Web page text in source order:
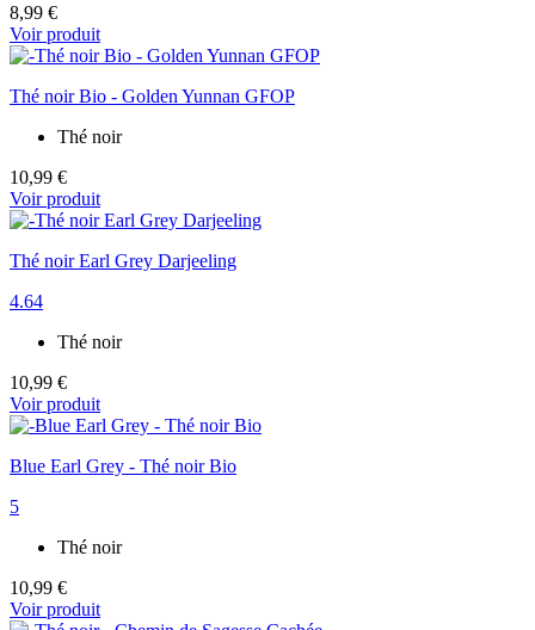
8,99 €
Voir produit
Thé noir Bio - Golden Yunnan GFOP
Thé noir
10,99 €
Voir produit
Thé noir Earl Grey Darjeeling
4.64
Thé noir
10,99 €
Voir produit
Blue Earl Grey - Thé noir Bio
5
Thé noir
10,99 €
Voir produit